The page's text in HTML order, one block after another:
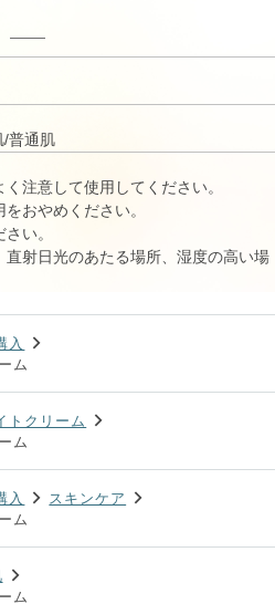
ーゲン、加水分解エラスチン、アセ
レチノール、プラセンタエキス、水
ザクラ果実エキス、ダイズ種子エキ
ルゼリーエキス、トコフェロール、
プルラン、ココイルアルギニンエチ
ニナバラ果実油、アンズ核油、アボ
油、グレープフルーツ果皮油、コレ
リル-10、ラウロイルラクチレート
、カルボマー、クエン酸、クエン酸
ロピルパラベン
/普通肌
注意して使用してください。
おやめください。
い。
射日光のあたる場所、湿度の高い場
入
ム
トクリーム
ム
入
スキンケア
ム
ム